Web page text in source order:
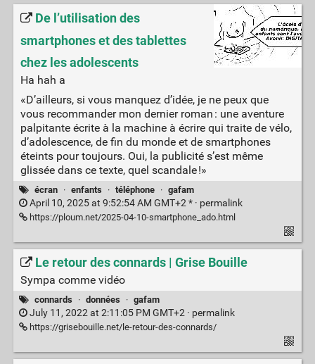
De l’utilisation des
smartphones et des tablettes
chez les adolescents
Ha hah a
«D’ailleurs, si vous manquez d’idée, je ne peux que
vous recommander mon dernier roman : une aventure
palpitante écrite à la machine à écrire qui traite de vélo,
d’adolescence, de fin du monde et de smartphones
éteints pour toujours. Oui, la publicité s’est même
glissée dans ce texte, quel scandale !»
écran · enfants · téléphone · gafam
April 10, 2025 at 9:52:54 AM GMT+2 * · permalink
https://ploum.net/2025-04-10-smartphone_ado.html
Le retour des connards | Grise Bouille
Sympa comme vidéo
connards · données · gafam
July 11, 2022 at 2:11:05 PM GMT+2 · permalink
https://grisebouille.net/le-retour-des-connards/